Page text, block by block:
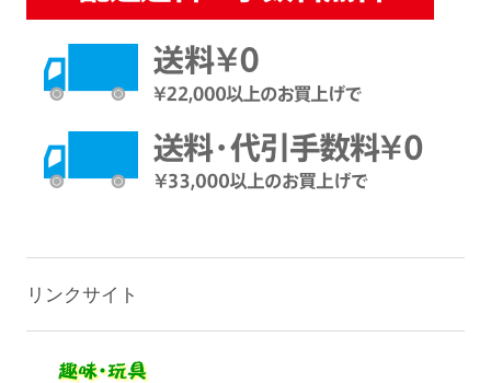
リンクサイト